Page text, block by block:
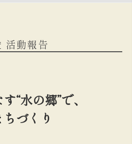
活動報告
“水の郷”で、
づくり